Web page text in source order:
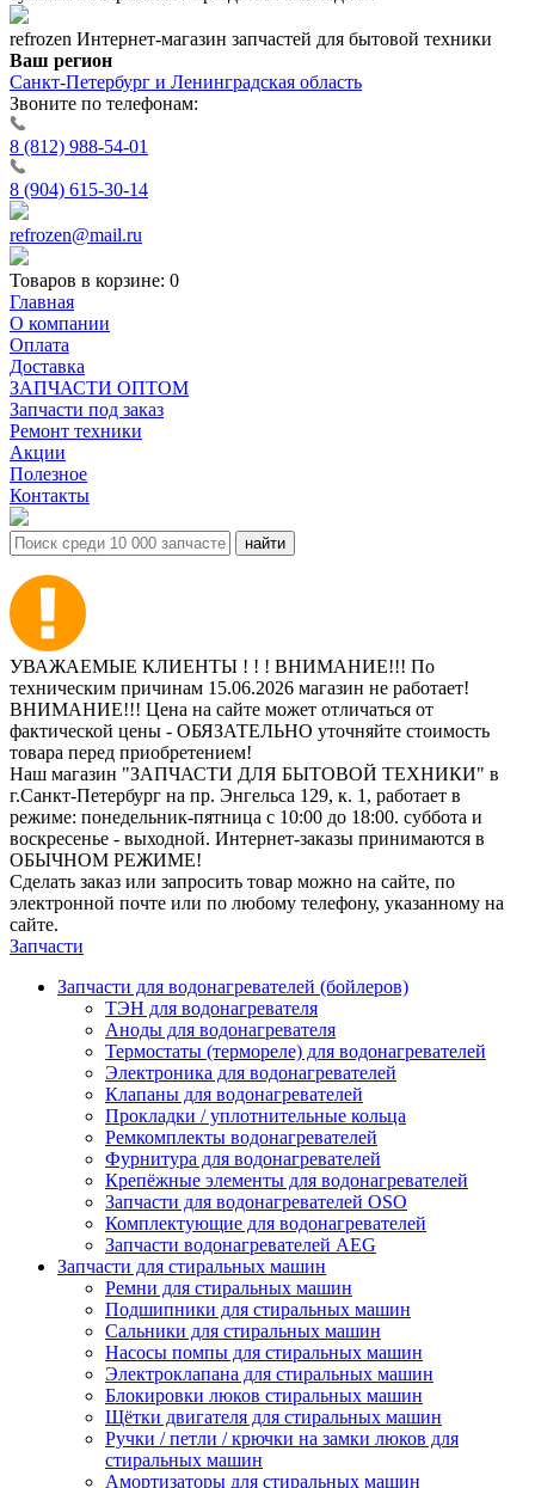
refrozen Интернет-магазин запчастей для бытовой техники
Ваш регион
Санкт-Петербург и Ленинградская область
Звоните по телефонам:
8 (812) 988-54-01
8 (904) 615-30-14
refrozen@mail.ru
Товаров в корзине: 0
Главная
О компании
Оплата
Доставка
ЗАПЧАСТИ ОПТОМ
Запчасти под заказ
Ремонт техники
Акции
Полезное
Контакты
УВАЖАЕМЫЕ КЛИЕНТЫ ! ! ! ВНИМАНИЕ!!! По
техническим причинам 15.06.2026 магазин не работает!
ВНИМАНИЕ!!! Цена на сайте может отличаться от
фактической цены - ОБЯЗАТЕЛЬНО уточняйте стоимость
товара перед приобретением!
Наш магазин "ЗАПЧАСТИ ДЛЯ БЫТОВОЙ ТЕХНИКИ" в
г.Санкт-Петербург на пр. Энгельса 129, к. 1, работает в
режиме: понедельник-пятница с 10:00 до 18:00. суббота и
воскресенье - выходной. Интернет-заказы принимаются в
ОБЫЧНОМ РЕЖИМЕ!
Сделать заказ или запросить товар можно на сайте, по
электронной почте или по любому телефону, указанному на
сайте.
Запчасти
Запчасти для водонагревателей (бойлеров)
ТЭН для водонагревателя
Аноды для водонагревателя
Термостаты (термореле) для водонагревателей
Электроника для водонагревателей
Клапаны для водонагревателей
Прокладки / уплотнительные кольца
Ремкомплекты водонагревателей
Фурнитура для водонагревателей
Крепёжные элементы для водонагревателей
Запчасти для водонагревателей OSO
Комплектующие для водонагревателей
Запчасти водонагревателей AEG
Запчасти для стиральных машин
Ремни для стиральных машин
Подшипники для стиральных машин
Сальники для стиральных машин
Насосы помпы для стиральных машин
Электроклапана для стиральных машин
Блокировки люков стиральных машин
Щётки двигателя для стиральных машин
Ручки / петли / крючки на замки люков для
стиральных машин
Амортизаторы для стиральных машин